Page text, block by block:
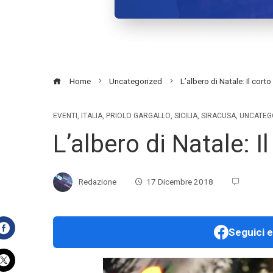
Home Uncategorized L’albero di Natale: Il corto
EVENTI , ITALIA, PRIOLO GARGALLO, SICILIA, SIRACUSA,
L’albero di Natale:
Redazione 17 Dicembre 2018
Facebook
Seguici